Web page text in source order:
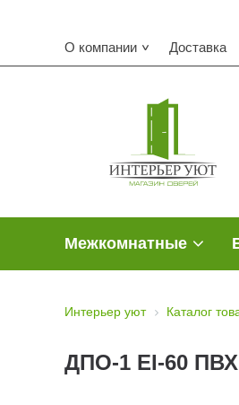
О компании Доставка
Межкомнатные
Интерьер уют Каталог
ДПО-1 EI-60